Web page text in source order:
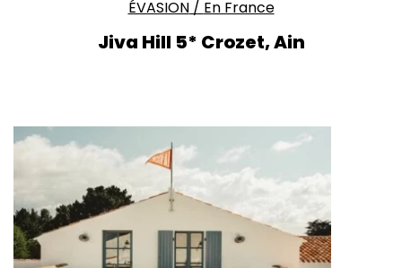
ÉVASION/ En France
Jiva Hill 5* Crozet, Ain